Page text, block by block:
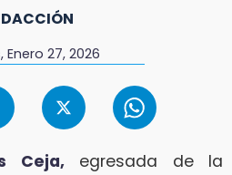
Enero 27, 2026
Ceja,egresada de la